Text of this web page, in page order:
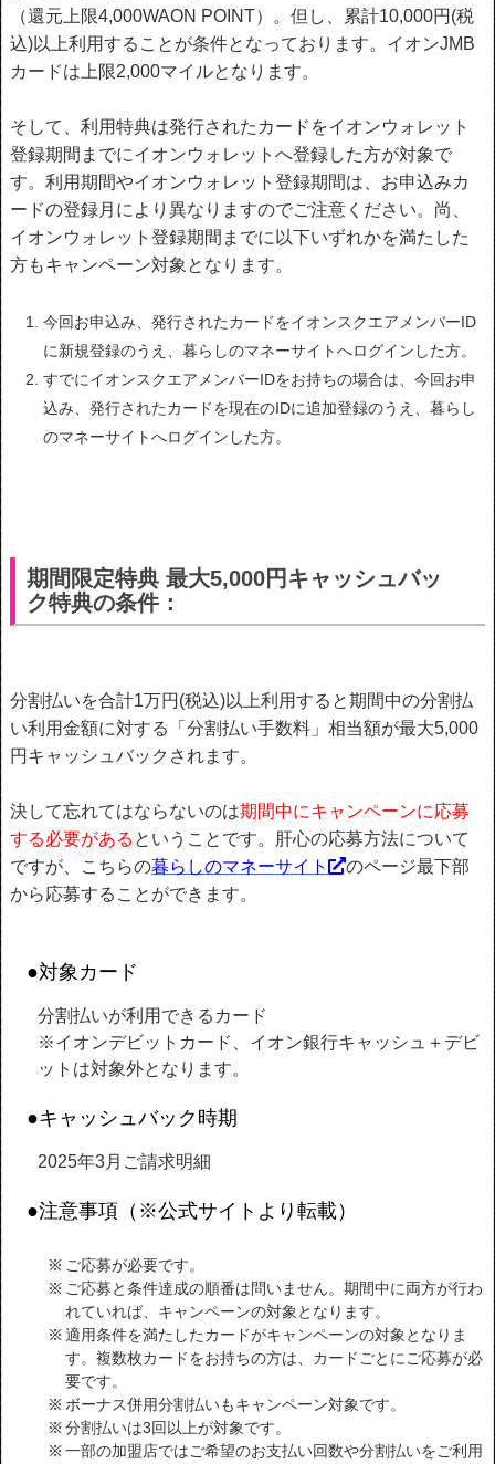
（還元上限4,000WAON POINT）。但し、累計10,000円(税
込)以上利用することが条件となっております。イオンJMB
カードは上限2,000マイルとなります。
そして、利用特典は発行されたカードをイオンウォレット
登録期間までにイオンウォレットへ登録した方が対象で
す。利用期間やイオンウォレット登録期間は、お申込みカ
ードの登録月により異なりますのでご注意ください。尚、
イオンウォレット登録期間までに以下いずれかを満たした
方もキャンペーン対象となります。
今回お申込み、発行されたカードをイオンスクエアメンバーID
に新規登録のうえ、暮らしのマネーサイトへログインした方。
すでにイオンスクエアメンバーIDをお持ちの場合は、今回お申
込み、発行されたカードを現在のIDに追加登録のうえ、暮らし
のマネーサイトへログインした方。
期間限定特典 最大5,000円キャッシュバッ
ク特典の条件：
分割払いを合計1万円(税込)以上利用すると期間中の分割払
い利用金額に対する「分割払い手数料」相当額が最大5,000
円キャッシュバックされます。
決して忘れてはならないのは期間中にキャンペーンに応募
する必要がある ということです。肝心の応募方法について
ですが、こちらの暮らしのマネーサイト
のページ最下部
から応募することができます。
●対象カード
分割払いが利用できるカード
※イオンデビットカード、イオン銀行キャッシュ＋デビ
ットは対象外となります。
●キャッシュバック時期
2025年3月ご請求明細
●注意事項（※公式サイトより転載）
ご応募が必要です。
ご応募と条件達成の順番は問いません。期間中に両方が行わ
れていれば、キャンペーンの対象となります。
適用条件を満たしたカードがキャンペーンの対象となりま
す。複数枚カードをお持ちの方は、カードごとにご応募が必
要です。
ボーナス併用分割払いもキャンペーン対象です。
分割払いは3回以上が対象です。
一部の加盟店ではご希望のお支払い回数や分割払いをご利用